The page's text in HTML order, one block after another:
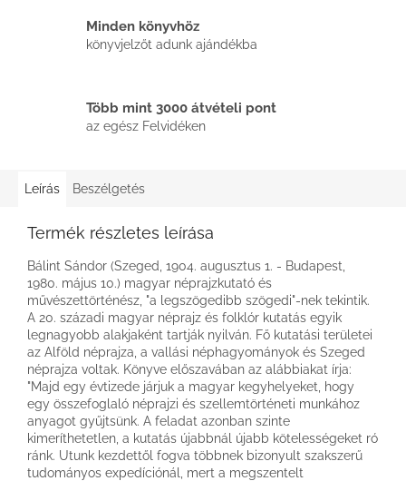
Minden könyvhöz
könyvjelzőt adunk ajándékba
Több mint 3000 átvételi pont
az egész Felvidéken
Leírás Beszélgetés
Termék részletes leírása
Bálint Sándor (Szeged, 1904. augusztus 1. - Budapest,
1980. május 10.) magyar néprajzkutató és
művészettörténész, "a legszögedibb szögedi"-nek tekintik.
A 20. századi magyar néprajz és folklór kutatás egyik
legnagyobb alakjaként tartják nyilván. Fő kutatási területei
az Alföld néprajza, a vallási néphagyományok és Szeged
néprajza voltak. Könyve előszavában az alábbiakat írja:
"Majd egy évtizede járjuk a magyar kegyhelyeket, hogy
egy összefoglaló néprajzi és szellemtörténeti munkához
anyagot gyűjtsünk. A feladat azonban szinte
kimeríthetetlen, a kutatás újabbnál újabb kötelességeket ró
ránk. Utunk kezdettől fogva többnek bizonyult szakszerű
tudományos expedíciónál, mert a megszentelt